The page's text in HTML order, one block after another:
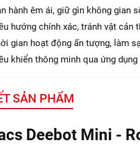
hành êm ái, giữ gìn không gian
hướng chính xác, tránh vật cản
gian hoạt động ấn tượng, làm
khiển thông minh qua ứng dụng
SẢN PHẨM
Deebot Mini -